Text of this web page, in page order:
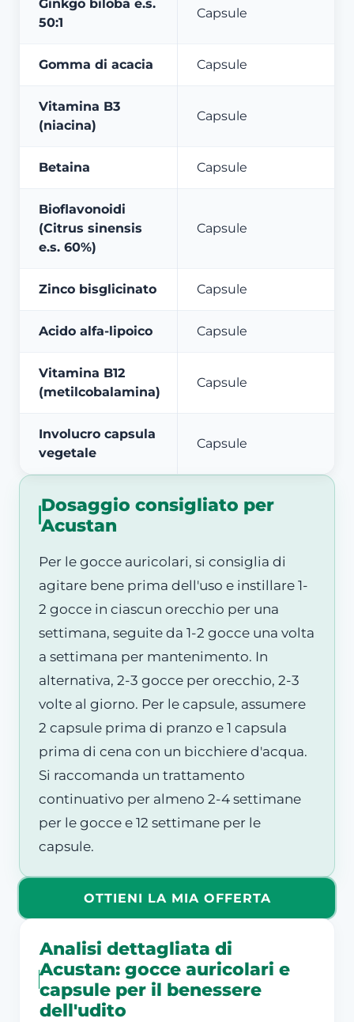
Ginkgo biloba e.s.
50:1
Capsule
Gomma di acacia Capsule
Vitamina B3
(niacina)
Capsule
Betaina Capsule
Bioflavonoidi
(Citrus sinensis
e.s. 60%)
Capsule
Zinco bisglicinato Capsule
Acido alfa-lipoico Capsule
Vitamina B12
(metilcobalamina)
Capsule
Involucro capsula
vegetale
Capsule
Dosaggio consigliato per
Acustan
Per le gocce auricolari, si consiglia di
agitare bene prima dell'uso e instillare 1-
2 gocce in ciascun orecchio per una
settimana, seguite da 1-2 gocce una volta
a settimana per mantenimento. In
alternativa, 2-3 gocce per orecchio, 2-3
volte al giorno. Per le capsule, assumere
2 capsule prima di pranzo e 1 capsula
prima di cena con un bicchiere d'acqua.
Si raccomanda un trattamento
continuativo per almeno 2-4 settimane
per le gocce e 12 settimane per le
capsule.
OTTIENI LA MIA OFFERTA
Analisi dettagliata di
Acustan: gocce auricolari e
capsule per il benessere
dell'udito